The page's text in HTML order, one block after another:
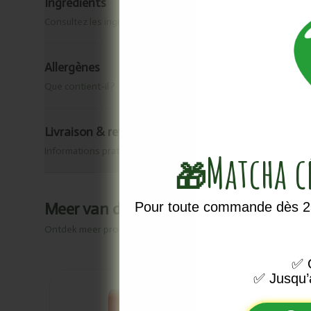
Allergènes
Livraison & retour
Meer van dit merk
Ontdek meer producten van
Vous ne
newsletter,
🎁Matcha
Pour toute commande dès
✅
✅